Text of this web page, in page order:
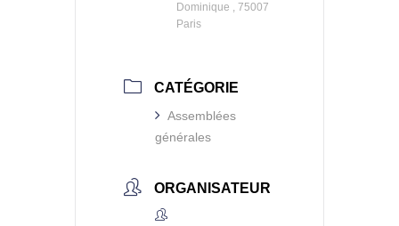
Dominique , 75007
Paris
CATÉGORIE
Assemblées
générales
ORGANISATEUR